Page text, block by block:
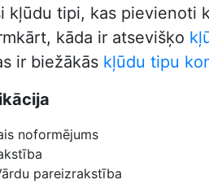
kļūdu tipi, kas pievienoti
kāda ir atsevišķo
ir biežākās kļūdu tipu
noformējums
pareizrakstība